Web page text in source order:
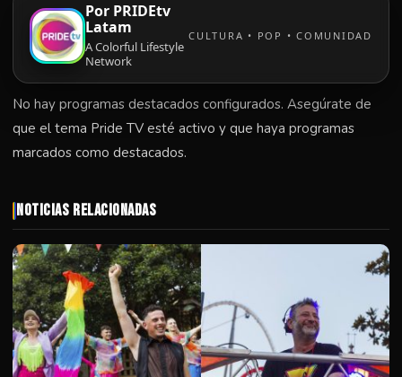
Por PRIDEtv
Latam
A Colorful Lifestyle
Network
CULTURA • POP • COMUNIDAD
No hay programas destacados configurados. Asegúrate de
que el tema Pride TV esté activo y que haya programas
marcados como destacados.
Noticias Relacionadas